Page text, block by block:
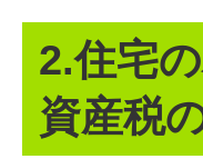
2.住宅
資産税